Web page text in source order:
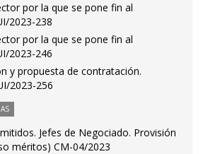
por la que se pone fin al
2023-238
por la que se pone fin al
2023-246
y propuesta de contratación.
2023-256
Jefes de Negociado. Provisión
méritos) CM-04/2023